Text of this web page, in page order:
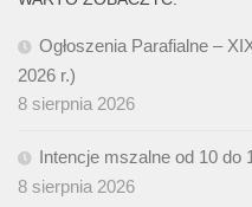
Ogłoszenia Parafialne –
2026 r.)
8 sierpnia 2026
Intencje mszalne od 10 do
8 sierpnia 2026